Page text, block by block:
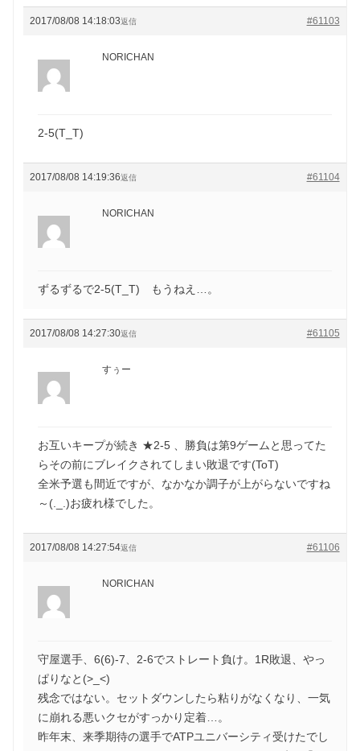
2017/08/08 14:18:03 #61103
返信
NORICHAN
2-5(T_T)
2017/08/08 14:19:36 #61104
返信
NORICHAN
ずるずるで2-5(T_T) もうねえ…。
2017/08/08 14:27:30 #61105
返信
すぅー
お互いキープが続き ★2-5 、勝負は第9ゲームと思ってた
らその前にブレイクされてしまい敗退です(ToT)
全米予選も間近ですが、なかなか調子が上がらないですね
～(._.)お疲れ様でした。
2017/08/08 14:27:54 #61106
返信
NORICHAN
守屋選手、6(6)-7、2-6でストレート負け。1R敗退、やっ
ぱりなと(>_<)
残念ではない。セットダウンしたら粘りがなくなり、一気
に崩れる悪いクセがすっかり定着…。
昨年末、来季期待の選手でATPユニバーシティ受けたでし